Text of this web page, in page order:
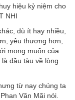
hiệu kỷ niệm cho
NHI
dù ít hay nhiều,
yêu thương hơn,
mong muốn của
đầu tàu về lòng
từ nay chúng ta
Văn Mãi nói.